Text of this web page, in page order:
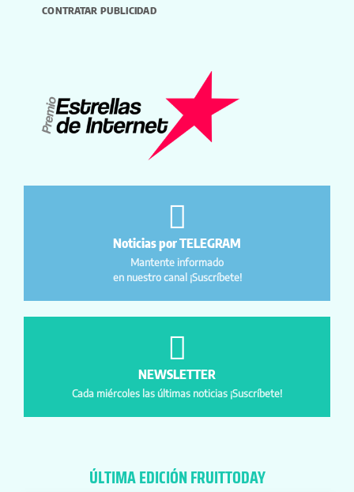
CONTRATAR PUBLICIDAD
Noticias por TELEGRAM
Mantente informado
en nuestro canal ¡Suscríbete!
NEWSLETTER
Cada miércoles las últimas noticias ¡Suscríbete!
ÚLTIMA EDICIÓN FRUITTODAY